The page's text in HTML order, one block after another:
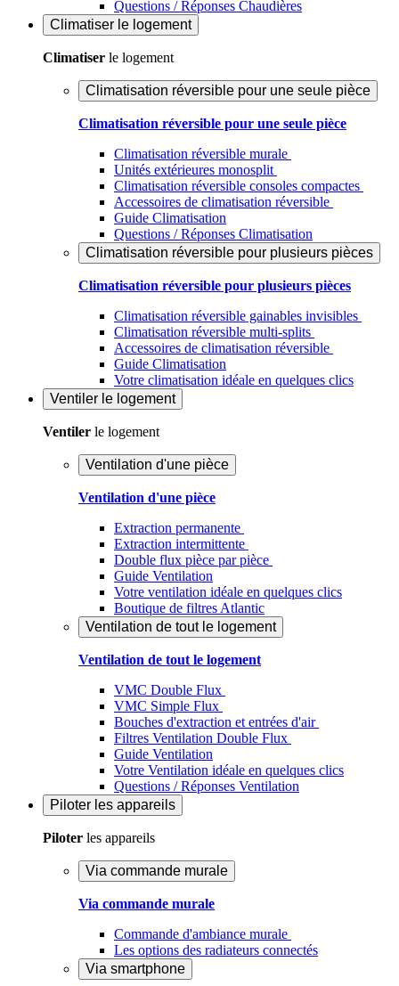
Questions / Réponses Chaudières
Climatiser le logement
Climatiser le logement
Climatisation réversible pour une seule pièce
Climatisation réversible pour une seule pièce
Climatisation réversible murale
Unités extérieures monosplit
Climatisation réversible consoles compactes
Accessoires de climatisation réversible
Guide Climatisation
Questions / Réponses Climatisation
Climatisation réversible pour plusieurs pièces
Climatisation réversible pour plusieurs pièces
Climatisation réversible gainables invisibles
Climatisation réversible multi-splits
Accessoires de climatisation réversible
Guide Climatisation
Votre climatisation idéale en quelques clics
Ventiler le logement
Ventiler le logement
Ventilation d'une pièce
Ventilation d'une pièce
Extraction permanente
Extraction intermittente
Double flux pièce par pièce
Guide Ventilation
Votre ventilation idéale en quelques clics
Boutique de filtres Atlantic
Ventilation de tout le logement
Ventilation de tout le logement
VMC Double Flux
VMC Simple Flux
Bouches d'extraction et entrées d'air
Filtres Ventilation Double Flux
Guide Ventilation
Votre Ventilation idéale en quelques clics
Questions / Réponses Ventilation
Piloter les appareils
Piloter les appareils
Via commande murale
Via commande murale
Commande d'ambiance murale
Les options des radiateurs connectés
Via smartphone